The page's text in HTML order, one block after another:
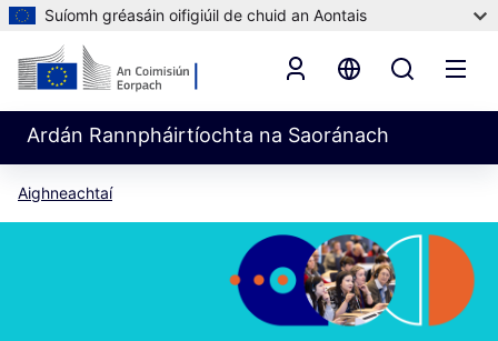
Suíomh gréasáin oifigiúil de chuid an Aontais
Ardán Rannpháirtíochta na Saoránach
Aighneachtaí